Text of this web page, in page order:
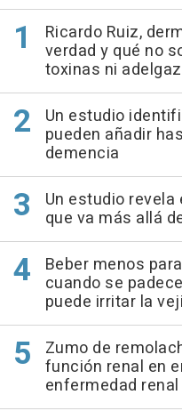
Ricardo Ruiz,
verdad y qué no
toxinas ni
Un estudio
pueden añadir
demencia
Un estudio
que va más allá
Beber menos
cuando se
puede irritar la
Zumo de
función renal en
enfermedad